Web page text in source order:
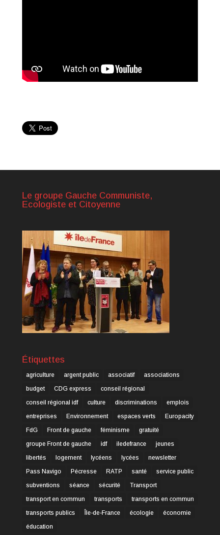
Le groupe Gauche Communiste,
Ecologiste et Citoyenne
Étiquettes
agriculture argent public associatif
associations
budget
CDG express
conseil régional
conseil régional idf
culture discriminations
emplois
entreprises
Environnement espaces verts
Europacity
FdG
Front de gauche féminisme
gratuité
groupe Front de gauche
idf iledefrance
jeunes
libertés
logement lycéens lycées
newsletter
Pass Navigo
Pécresse RATP santé
service public
subventions
séance sécurité
Transport
transport en commun
transports
transports en commun
transports publics
Île-de-France écologie
économie
éducation